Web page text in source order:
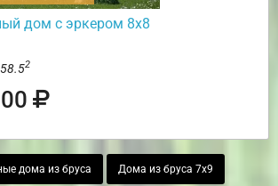
дом с эркером 8х8
2
дома из бруса Дома из бруса 7х9